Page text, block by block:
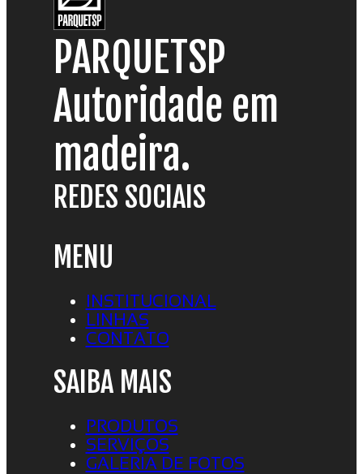
PARQUETSP
Autoridade em
madeira.
REDES SOCIAIS
MENU
INSTITUCIONAL
LINHAS
CONTATO
SAIBA MAIS
PRODUTOS
SERVIÇOS
GALERIA DE FOTOS